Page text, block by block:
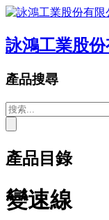
詠鴻工業股份
產品搜尋
產品目錄
變速線